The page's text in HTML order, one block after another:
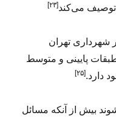
توصیف می‌کند[۲۳]
شهرداری تهران
پایینی و متوسط
دارد.[۲۵]
بیش از آنکه مسائل